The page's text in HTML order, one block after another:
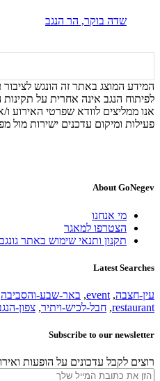
שדה בוקר, הר הנגב
המידע המוצג באתר זה הונגש
לפיתוח הנגב אינה אחרית על תקינות
אנו ממליצים לוודא שפרטי האירוע
פעילות ומיקום עדכנים ישירות
About GoNegev
מי אנחנו
הצטרפו למאגר
תקנון ותנאי שימוש באתר גונגב
Latest Searches
עין-חצבה,
event
, באר-שבע-והסביבה
restaurant
, חבל-לכיש-ויתיר, צפון-
Subscribe to our newsletter
רוצים לקבל עדכונים על הופעות